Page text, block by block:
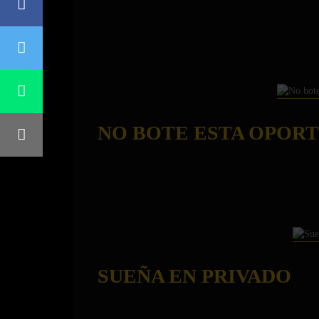
NO BOTE ESTA
SUEÑA EN PRIVADO